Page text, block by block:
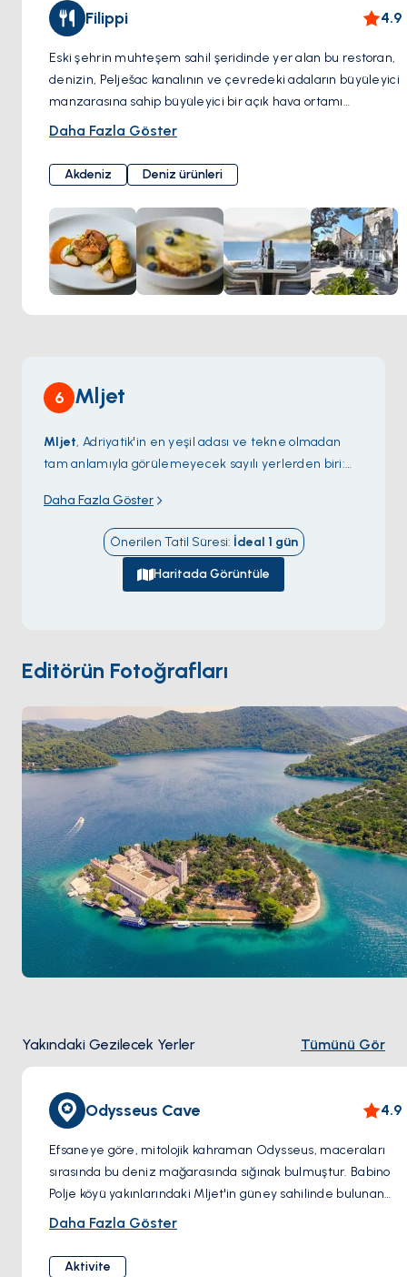
Filippi 4.9
Eski şehrin muhteşem sahil şeridinde yer alan bu restoran,
denizin, Pelješac kanalının ve çevredeki adaların büyüleyici
manzarasına sahip büyüleyici bir açık hava ortamı
sunmaktadır. Buradaki mutfak, çeşitli et yemekleri ile
benimseyen klasik sadeliği temsil etmektedir. Yemek
deneyimini zenginleştiren, Korčula'nın ünlü üzüm
bağlarından ve komşu Pelješac yarımadasından elde edilen
şarapları öne çıkaran kısa bir şarap listesidir.
Daha Fazla Göster
Akdeniz Deniz ürünleri
6 Mljet
Mljet, Adriyatik'in en yeşil adası ve tekne olmadan
tam anlamıyla görülemeyecek sayılı yerlerden biri:
yalnızca denizden açılıyor. Adanın batı üçte biri
Milli Parkı; Halep çamı ormanının içine yerleşmiş iki
tuzlu su gölü —Veliko JezeroileMalo Jezero
büyük gölün ortasındaki adacıkta 12. yüzyıldan kalma
bir Benediktin manastırı bulunuyor.Polače
yiyebilir ve cruise gemilerinin asla göremediği bir
Mljet ile karşılaşabilirsiniz. Ada Korčula
güneyinde,
'in ise yarım gün uzağında yer
alıyor. SezonMayıs ile Eylülarasında açık; Haziran
ayı sivrisinekten arınmış, denizin de yeterince ılındığı
ideal dönem.
Daha Fazla Göster
Önerilen Tatil Süresi: İdeal 1 gün
Haritada Görüntüle
Editörün Fotoğrafları
Yakındaki Gezilecek Yerler Tümünü Gör
Odysseus Cave 4.9
Efsaneye göre, mitolojik kahraman Odysseus, maceraları
sırasında bu deniz mağarasında sığınak bulmuştur. Babino
Polje köyü yakınlarındaki Mljet'in güney sahilinde bulunan
mağaraya tekne veya kano ile ulaşılabilir. Ziyaretçiler,
izleyebilir ve hatta mağaranın davetkâr sularında serin bir
Daha Fazla Göster
Aktivite